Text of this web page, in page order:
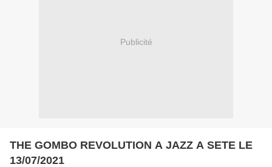
Publicité
THE GOMBO REVOLUTION A JAZZ A SETE LE
13/07/2021